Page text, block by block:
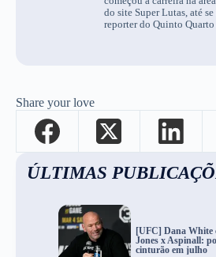
do site Super Lutas, até
reporter do Quinto
Share your love
ÚLTIMAS
[UFC] Dana White
Jones x Aspinall:
cinturão em julho